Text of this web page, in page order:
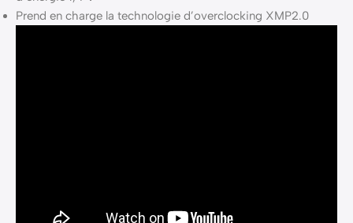
Prend en charge la technologie d’overclocking XMP2.0